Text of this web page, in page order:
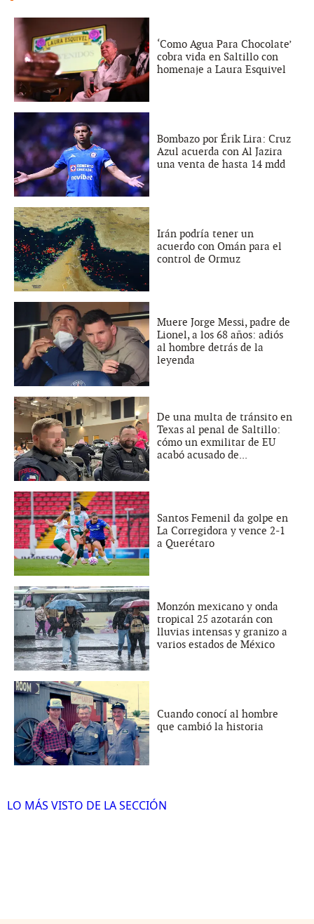
‘Como Agua Para Chocolate’
cobra vida en Saltillo con
homenaje a Laura Esquivel
Bombazo por Érik Lira: Cruz
Azul acuerda con Al Jazira
una venta de hasta 14 mdd
Irán podría tener un
acuerdo con Omán para el
control de Ormuz
Muere Jorge Messi, padre de
Lionel, a los 68 años: adiós
al hombre detrás de la
leyenda
De una multa de tránsito en
Texas al penal de Saltillo:
cómo un exmilitar de EU
acabó acusado de...
Santos Femenil da golpe en
La Corregidora y vence 2-1
a Querétaro
Monzón mexicano y onda
tropical 25 azotarán con
lluvias intensas y granizo a
varios estados de México
Cuando conocí al hombre
que cambió la historia
LO MÁS VISTO DE LA SECCIÓN